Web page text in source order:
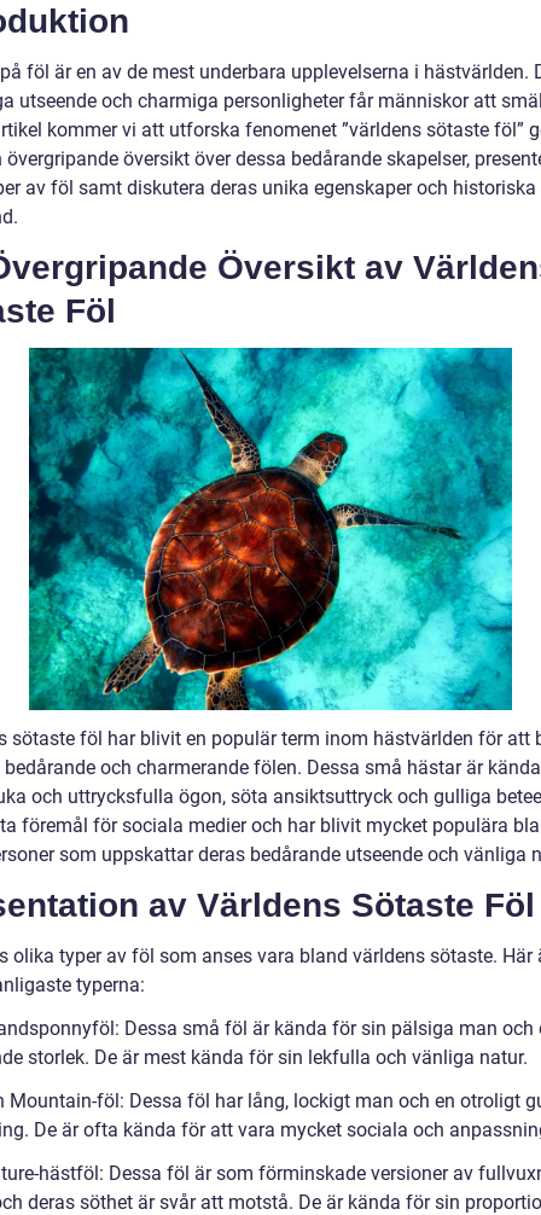
föl är en av de mest underbara upplevelserna i hästvärlden.
utseende och charmiga personligheter får människor att
kommer vi att utforska fenomenet ”världens sötaste föl”
övergripande översikt över dessa bedårande skapelser,
av föl samt diskutera deras unika egenskaper och historiska
Översikt av
Föl
sötaste föl har blivit en populär term inom hästvärlden för att
bedårande och charmerande fölen. Dessa små hästar är
och uttrycksfulla ögon, söta ansiktsuttryck och gulliga
föremål för sociala medier och har blivit mycket populära
som uppskattar deras bedårande utseende och vänliga
av Världens Sötaste Föl
olika typer av föl som anses vara bland världens sötaste. Här
typerna:
Dessa små föl är kända för sin pälsiga man och
storlek. De är mest kända för sin lekfulla och vänliga natur.
Mountain-föl: Dessa föl har lång, lockigt man och en otroligt
De är ofta kända för att vara mycket sociala och
hästföl: Dessa föl är som förminskade versioner av
deras söthet är svår att motstå. De är kända för sin